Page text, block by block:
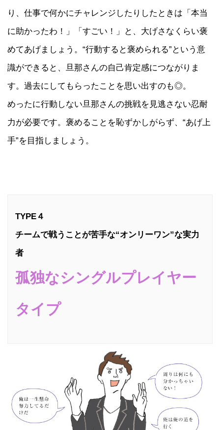
り、仕事で何かにチャレンジしたりしたときは「本当
に助かったわ！」「すごい！」と、大げさなくらい褒
めてあげましょう。“行動すると褒められる”という意
識ができると、旦那さんの自己肯定感につながりま
す。過去にしてもらったことを思い出すのも◎。
めったに行動しない旦那さんの挑戦を見逃さない忍耐
力が必要です。褒めることを恥ずかしがらず、“あげ上
手”を目指しましょう。
TYPE４
チームで戦うことが苦手な“オンリーワン”な実力
者
孤独なシングルプレイヤー
タイプ